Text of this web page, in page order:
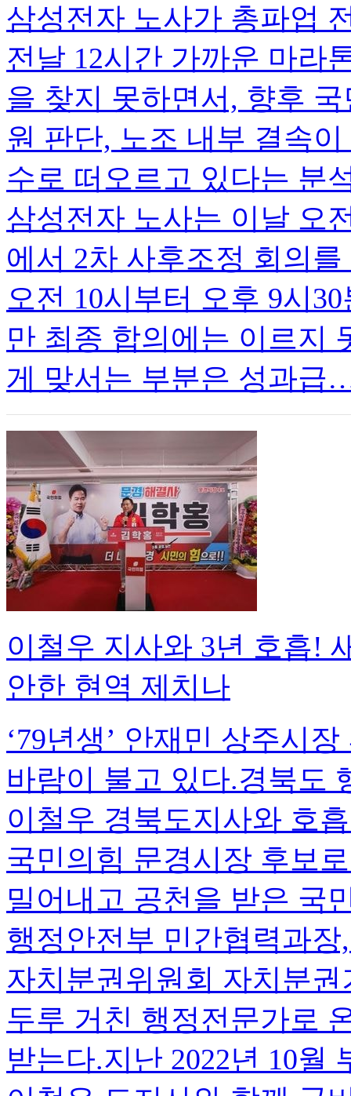
삼성전자 노사가 총파업
전날 12시간 가까운 마라
을 찾지 못하면서, 향후
원 판단, 노조 내부 결속
수로 떠오르고 있다는 분
삼성전자 노사는 이날 오
에서 2차 사후조정 회의
오전 10시부터 오후 9시
만 최종 합의에는 이르지
게 맞서는 부분은 성과급
이철우 지사와 3년 호흡!
안한 현역 제치나
‘79년생’ 안재민 상주시
바람이 불고 있다.경북도
이철우 경북도지사와 호
국민의힘 문경시장 후보
밀어내고 공천을 받은 국
행정안전부 민간협력과
자치분권위원회 자치분
두루 거친 행정전문가로
받는다.지난 2022년 10월